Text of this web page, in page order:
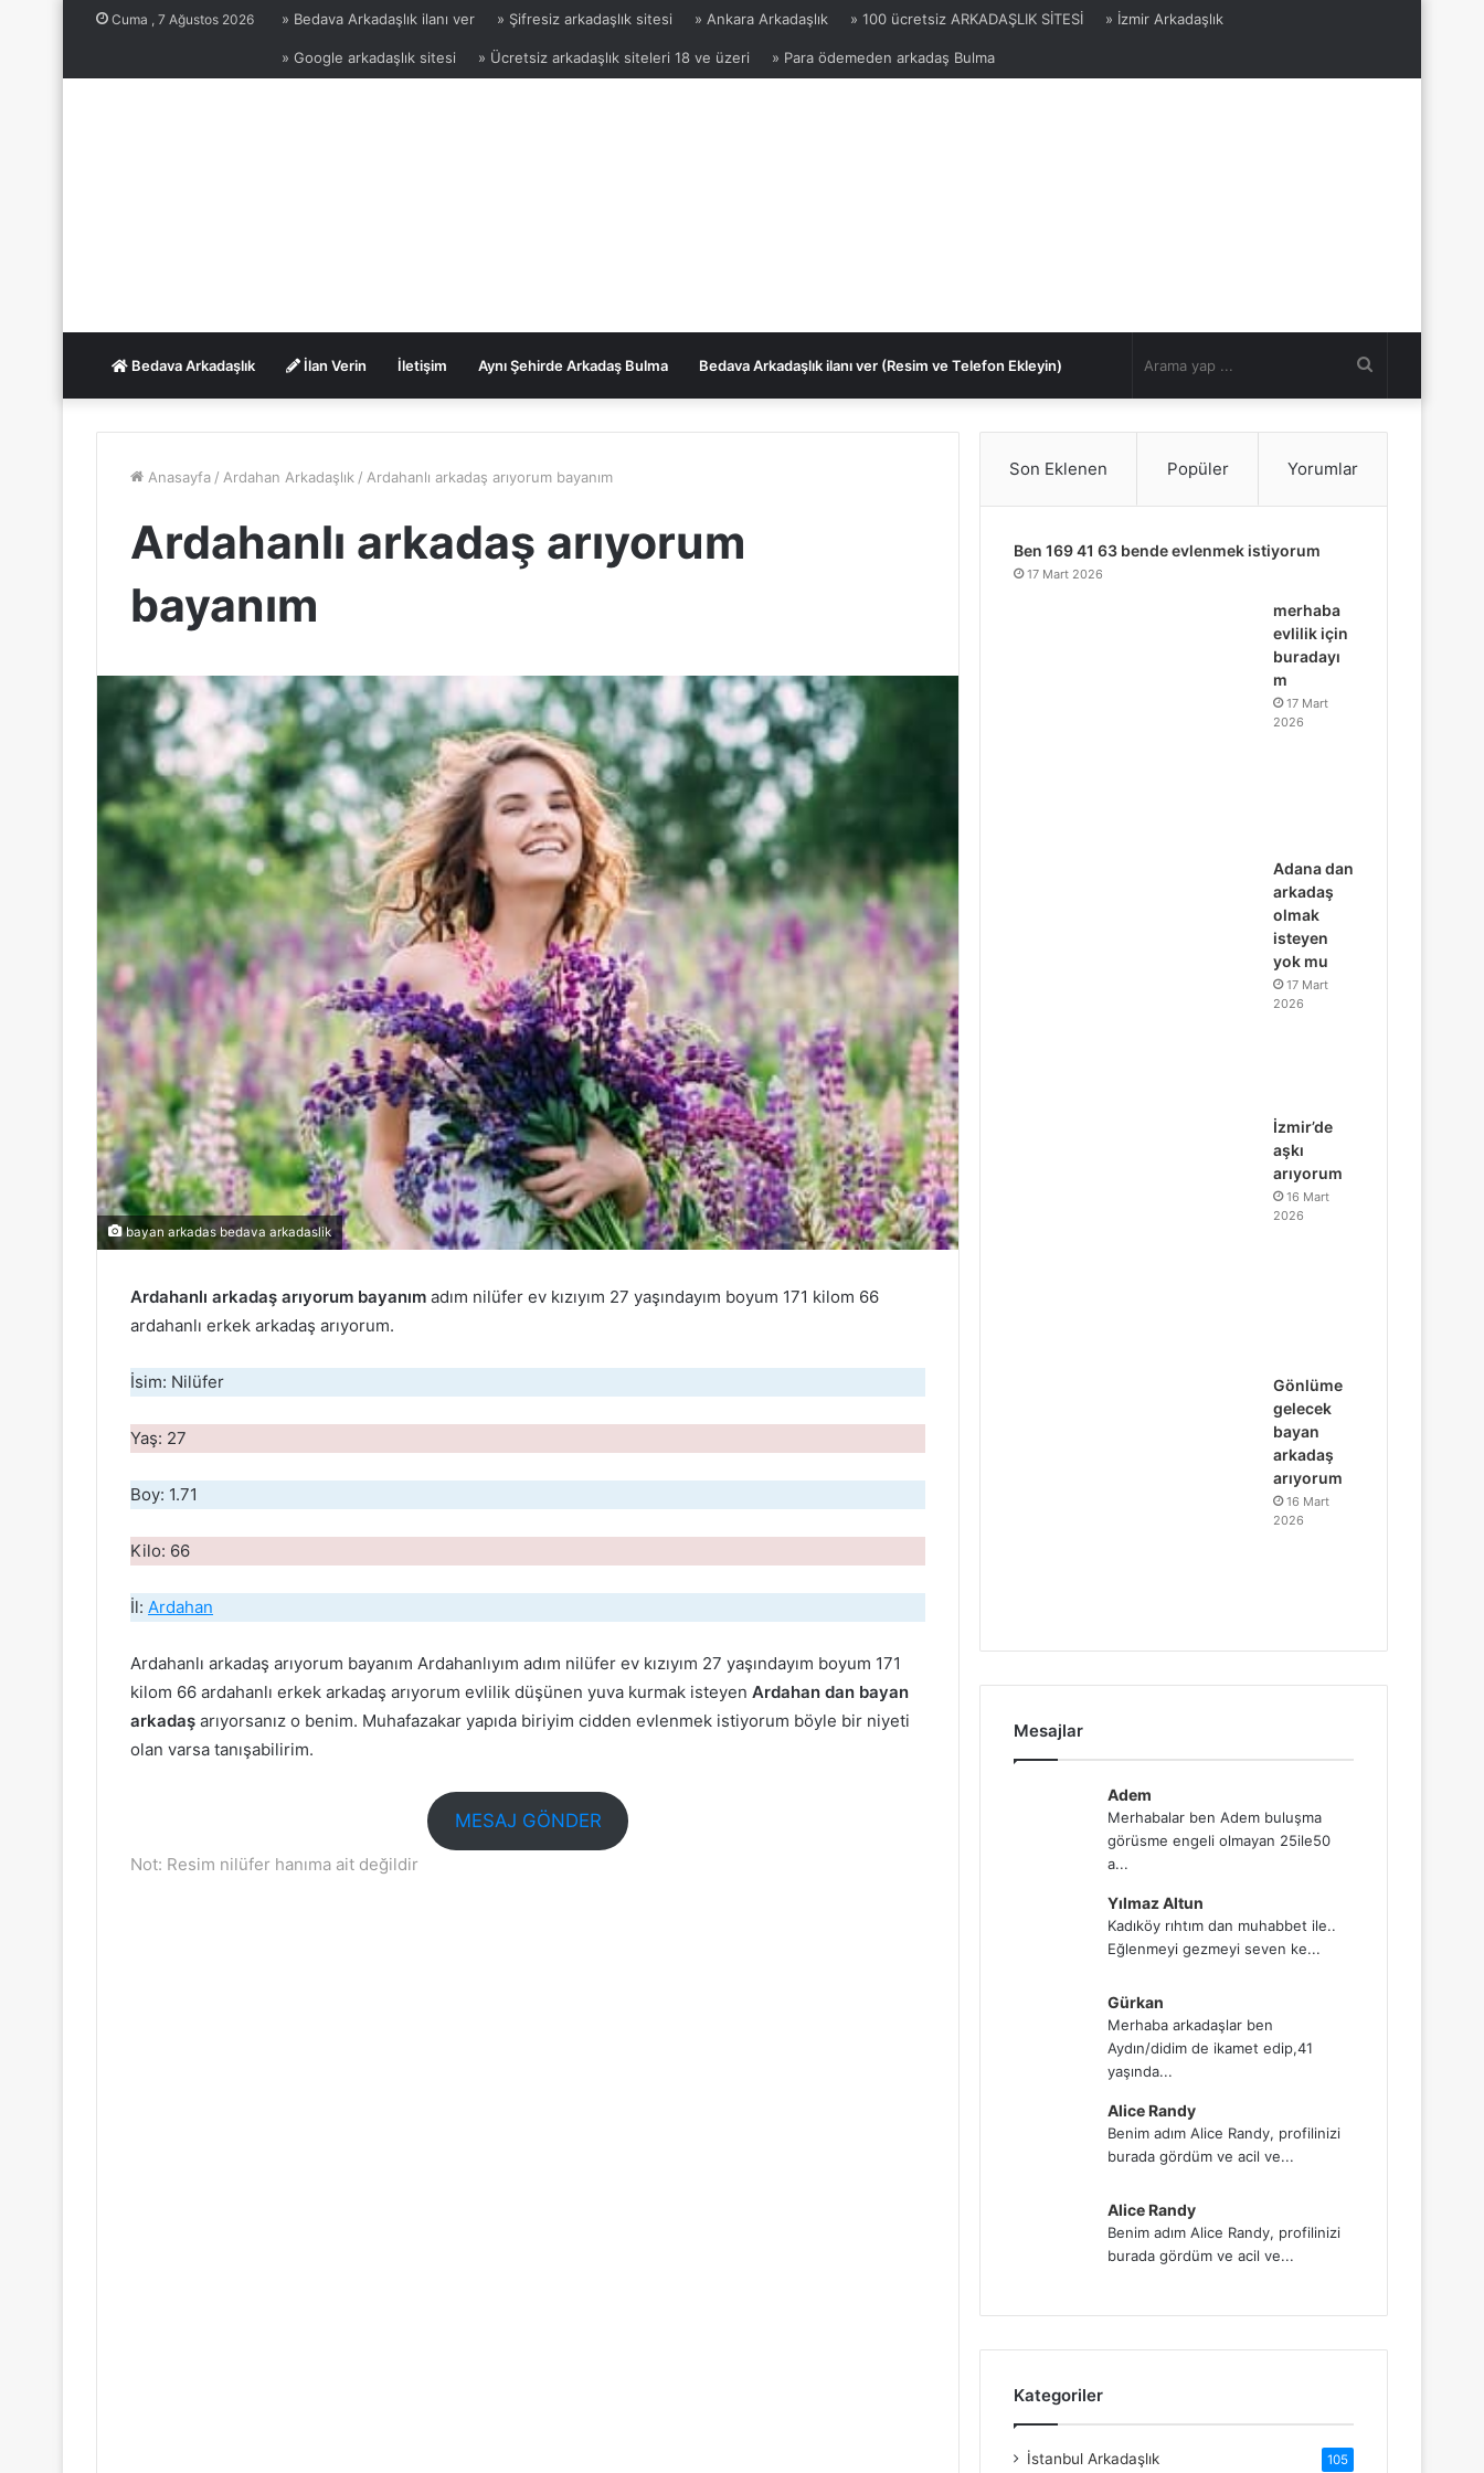
Cuma , 7 Ağustos 2026 » Bedava Arkadaşlık ilanı ver » Şifresiz arkadaşlık sitesi » Ankara Arkadaşlık » 100 ücretsiz ARKADAŞLIK SİTESİ » İzmir Arkadaşlık
» Google arkadaşlık sitesi » Ücretsiz arkadaşlık siteleri 18 ve üzeri » Para ödemeden arkadaş Bulma
Bedava Arkadaşlık İlan Verin İletişim Aynı Şehirde Arkadaş Bulma Bedava Arkadaşlık ilanı ver (Resim ve Telefon Ekleyin)
yap
Anasayfa / Ardahan Arkadaşlık / Ardahanlı arkadaş arıyorum bayanım
Ardahanlı arkadaş arıyorum
bayanım
bayan arkadas bedava arkadaslik
Ardahanlı arkadaş arıyorum bayanım adım nilüfer ev kızıyım 27 yaşındayım boyum 171 kilom 66
ardahanlı erkek arkadaş arıyorum.
İsim: Nilüfer
Yaş: 27
Boy: 1.71
Kilo: 66
İl: Ardahan
Ardahanlı arkadaş arıyorum bayanım Ardahanlıyım adım nilüfer ev kızıyım 27 yaşındayım boyum 171
kilom 66 ardahanlı erkek arkadaş arıyorum evlilik düşünen yuva kurmak isteyen Ardahan dan bayan
arkadaş arıyorsanız o benim. Muhafazakar yapıda biriyim cidden evlenmek istiyorum böyle bir niyeti
olan varsa tanışabilirim.
MESAJ GÖNDER
Not: Resim nilüfer hanıma ait değildir
Son Eklenen Popüler Yorumlar
Ben 169 41 63 bende evlenmek istiyorum
17 Mart 2026
merhaba
evlilik için
buradayı
m
17 Mart
2026
Adana dan
arkadaş
olmak
isteyen
yok mu
17 Mart
2026
İzmir’de
aşkı
arıyorum
16 Mart
2026
Gönlüme
gelecek
bayan
arkadaş
arıyorum
16 Mart
2026
Mesajlar
Adem
Merhabalar ben Adem buluşma
görüsme engeli olmayan 25ile50
a...
Yılmaz Altun
Kadıköy rıhtım dan muhabbet ile..
Eğlenmeyi gezmeyi seven ke...
Gürkan
Merhaba arkadaşlar ben
Aydın/didim de ikamet edip,41
yaşında...
Alice Randy
Benim adım Alice Randy, profilinizi
burada gördüm ve acil ve...
Alice Randy
Benim adım Alice Randy, profilinizi
burada gördüm ve acil ve...
Kategoriler
İstanbul Arkadaşlık 105